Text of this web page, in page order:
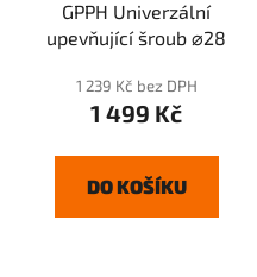
GPPH Univerzální
upevňující šroub ⌀28
1 239 Kč bez DPH
1 499 Kč
DO KOŠÍKU